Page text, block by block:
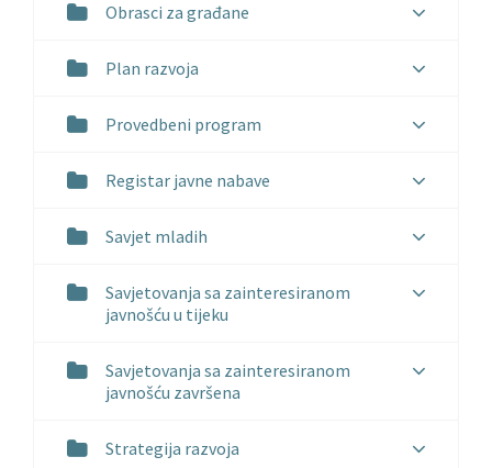
Obrasci za građane
Plan razvoja
Provedbeni program
Registar javne nabave
Savjet mladih
Savjetovanja sa zainteresiranom
javnošću u tijeku
Savjetovanja sa zainteresiranom
javnošću završena
Strategija razvoja